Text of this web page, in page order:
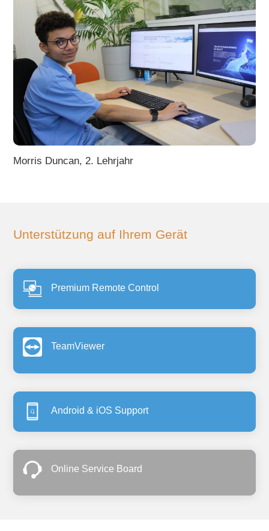
Morris Duncan, 2. Lehrjahr
Unterstützung auf Ihrem Gerät
Premium Remote Control
TeamViewer
Android & iOS Support
Online Service Board